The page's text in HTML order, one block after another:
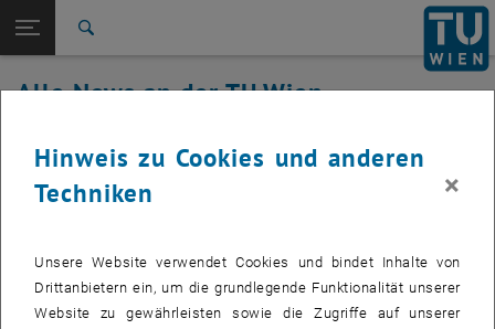
TU Login
Quicklinks
Quicklinks-Menü umschalten
Studium
International
Zur 1. Menü Ebene
Alle News
Zurück: Subseiten von TU Wien Startseite auflisten
Zurück zur letzten Ebene:
TU Wien Startseite
Alle News an der TU Wien
04. Oktober 2022
Störung Authentifizierungsservice
Betroffenes Service: Authentifizierungsservice
Hinweis zu Cookies und anderen
Techniken
×
Unsere Website verwendet Cookies und bindet Inhalte von
Drittanbietern ein, um die grundlegende Funktionalität unserer
Website zu gewährleisten sowie die Zugriffe auf unserer